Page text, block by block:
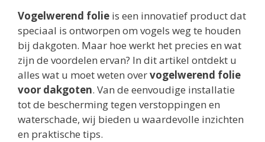
Vogelwerend folie is een innovatief product dat
speciaal is ontworpen om vogels weg te houden
bij dakgoten. Maar hoe werkt het precies en wat
zijn de voordelen ervan? In dit artikel ontdekt u
alles wat u moet weten overvogelwerend folie
voor dakgoten. Van de eenvoudige installatie
tot de bescherming tegen verstoppingen en
waterschade, wij bieden u waardevolle inzichten
en praktische tips.